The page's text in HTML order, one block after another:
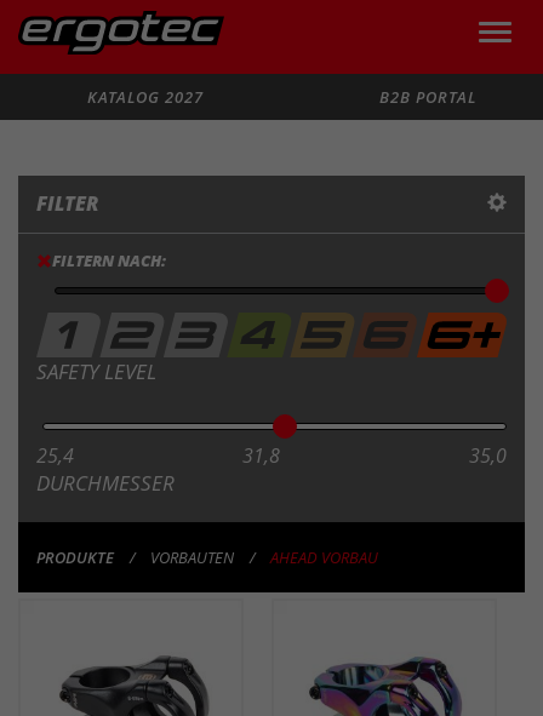
Toggle
KATALOG 2027
B2B PORTAL
FILTER
FILTERN NACH:
SAFETY LEVEL
25,4 31,8 35,0
DURCHMESSER
PRODUKTE VORBAUTEN AHEAD VORBAU